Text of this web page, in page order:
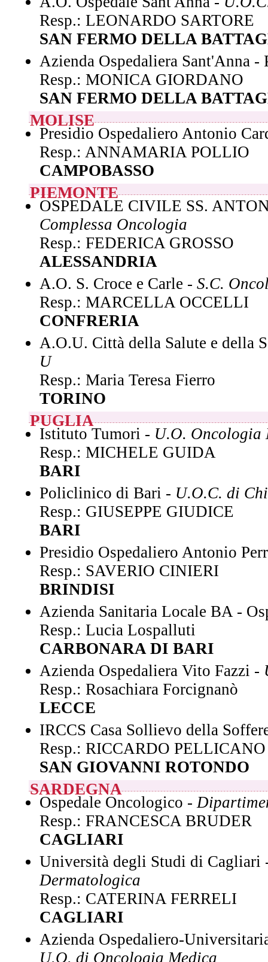
Resp.: LEONARDO SARTORE
SAN FERMO DELLA
Azienda Ospedaliera Sant'Anna
Resp.: MONICA GIORDANO
SAN FERMO DELLA
MOLISE
Presidio Ospedaliero Antonio
Resp.: ANNAMARIA POLLIO
CAMPOBASSO
PIEMONTE
OSPEDALE CIVILE SS.
Complessa Oncologia
Resp.: FEDERICA GROSSO
ALESSANDRIA
A.O. S. Croce e Carle - S.C.
Resp.: MARCELLA OCCELLI
CONFRERIA
A.O.U. Città della Salute e della
U
Resp.: Maria Teresa Fierro
TORINO
PUGLIA
Istituto Tumori - U.O. Oncologia
Resp.: MICHELE GUIDA
BARI
Policlinico di Bari - U.O.C. di
Resp.: GIUSEPPE GIUDICE
BARI
Presidio Ospedaliero Antonio
Resp.: SAVERIO CINIERI
BRINDISI
Azienda Sanitaria Locale BA -
Resp.: Lucia Lospalluti
CARBONARA DI BARI
Azienda Ospedaliera Vito Fazzi -
Resp.: Rosachiara Forcignanò
LECCE
IRCCS Casa Sollievo della
Resp.: RICCARDO PELLICANO
SAN GIOVANNI ROTONDO
SARDEGNA
Ospedale Oncologico -
Resp.: FRANCESCA BRUDER
CAGLIARI
Università degli Studi di Cagliari
Dermatologica
Resp.: CATERINA FERRELI
CAGLIARI
Azienda Ospedaliero-
U.O. di Oncologia Medica